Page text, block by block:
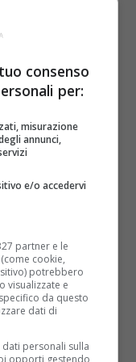
spensierato del
Grant,
che
dal girare
le riprese più
consenso
per:
misurazione
annunci,
e/o accedervi
partner e le
cookie,
potrebbero
visualizzate e
da questo
dati di
personali sulla
opporti gestendo